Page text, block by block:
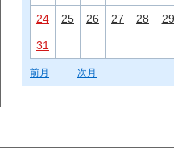
24 25 26 27 28 29
31
前月 次月